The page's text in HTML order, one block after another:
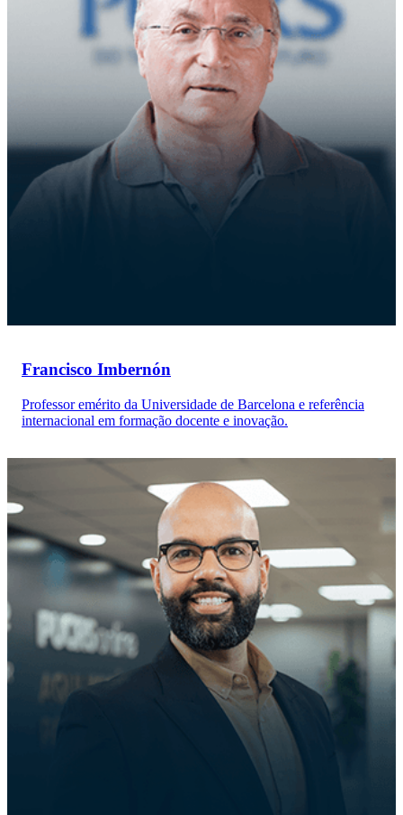
Francisco Imbernón
Professor emérito da Universidade de Barcelona e referência
internacional em formação docente e inovação.